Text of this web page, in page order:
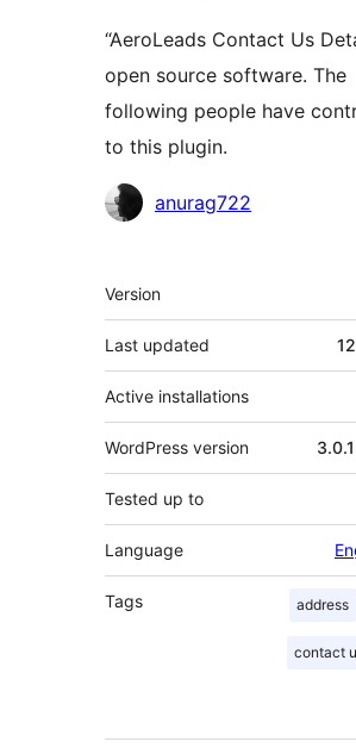
“AeroLeads Contact Us
open source software. The
following people have
to this plugin.
Contributors
anurag722
Meta
Version
Last updated
Active installations
WordPress version
Tested up to
Language
Tags address
contact